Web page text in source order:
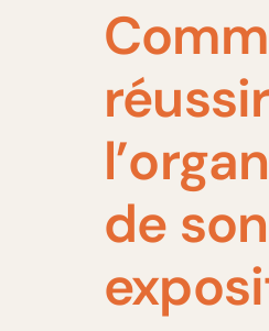
réussir
de son